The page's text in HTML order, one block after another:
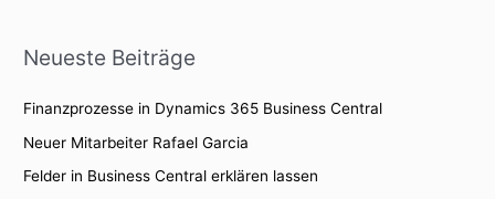
h
a
Neueste Beiträge
Finanzprozesse in Dynamics 365 Business Central
Neuer Mitarbeiter Rafael Garcia
Felder in Business Central erklären lassen